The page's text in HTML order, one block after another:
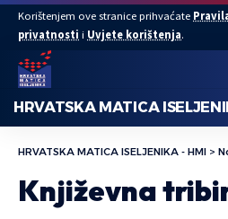
Korištenjem ove stranice prihvaćate
privatnosti i Uvjete korištenja.
HRVATSKA MATICA
HRVATSKA MATICA ISELJENIKA - HMI >
Književna